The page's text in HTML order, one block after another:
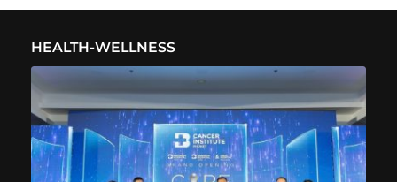
HEALTH-WELLNESS